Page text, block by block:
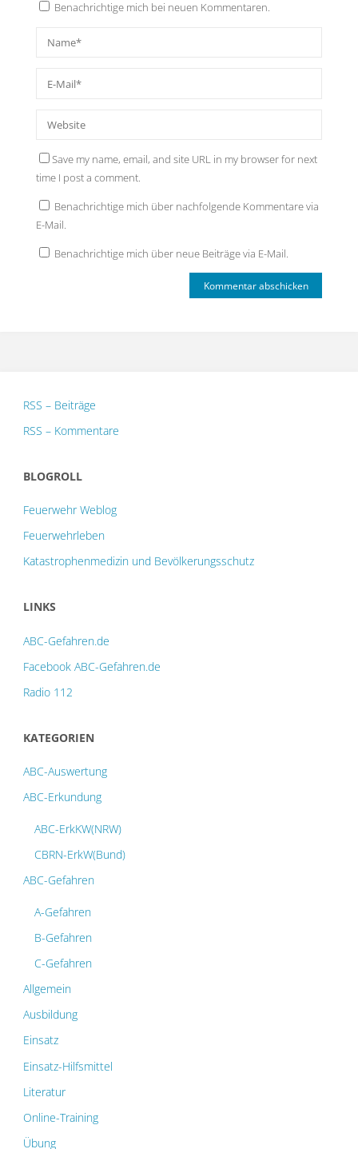
Benachrichtige mich bei neuen Kommentaren.
Save my name, email, and site URL in my browser for next
time I post a comment.
Benachrichtige mich über nachfolgende Kommentare via
E-Mail.
Benachrichtige mich über neue Beiträge via E-Mail.
RSS – Beiträge
RSS – Kommentare
BLOGROLL
Feuerwehr Weblog
Feuerwehrleben
Katastrophenmedizin und Bevölkerungsschutz
LINKS
ABC-Gefahren.de
Facebook ABC-Gefahren.de
Radio 112
KATEGORIEN
ABC-Auswertung
ABC-Erkundung
ABC-ErkKW(NRW)
CBRN-ErkW(Bund)
ABC-Gefahren
A-Gefahren
B-Gefahren
C-Gefahren
Allgemein
Ausbildung
Einsatz
Einsatz-Hilfsmittel
Literatur
Online-Training
Übung